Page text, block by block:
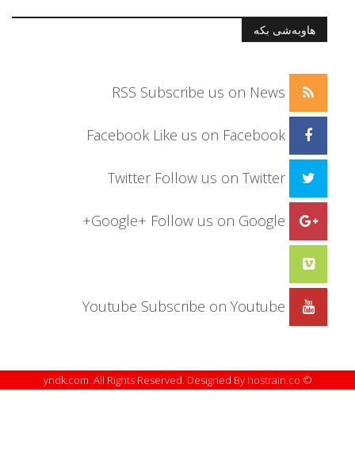
هاوبەشی بکە
RSS Subscribe us on News
Facebook Like us on Facebook
Twitter Follow us on Twitter
Google+ Follow us on Google+
Youtube Subscribe on Youtube
© yndk.com. All Rights Reserved. Designed By hostrain.co